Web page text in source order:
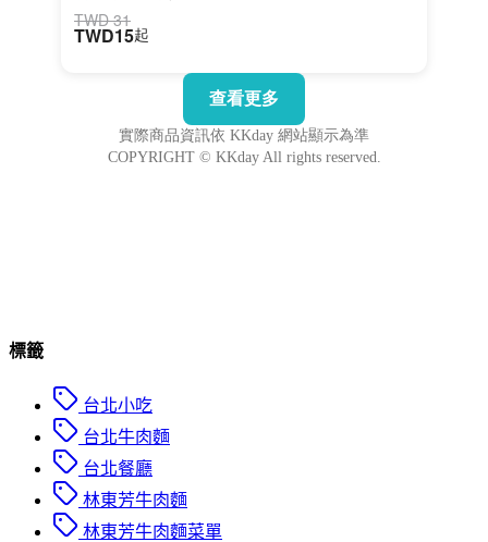
標籤
台北小吃
台北牛肉麵
台北餐廳
林東芳牛肉麵
林東芳牛肉麵菜單